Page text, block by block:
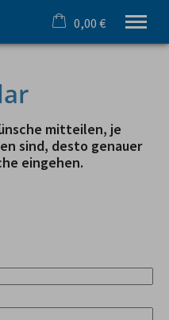
0,00 €
mitteilen, je
sind, desto genauer
eingehen.